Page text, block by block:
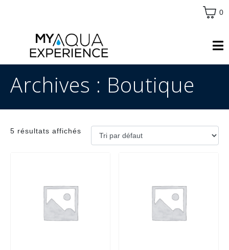
0
Archives : Boutique
5 résultats affichés